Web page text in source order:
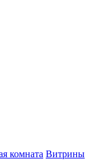
комната Витрины